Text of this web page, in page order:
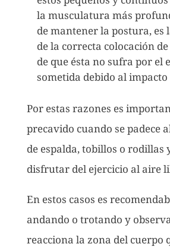
la musculatura más
de mantener la postura, es
de la correcta colocación
de que ésta no sufra por el
sometida debido al impacto
Por estas razones es
precavido cuando se padece
de espalda, tobillos o rodillas
disfrutar del ejercicio al aire
En estos casos es
andando o trotando y
reacciona la zona del cuerpo